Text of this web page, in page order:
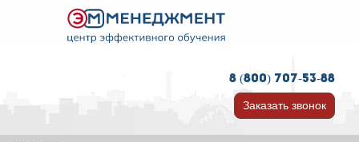
8 (800) 707-53-88
Заказать звонок